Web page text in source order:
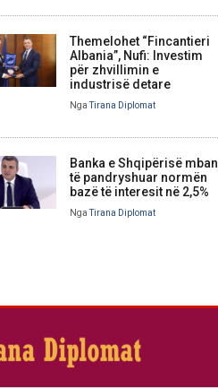
Themelohet “Fincantieri
Albania”, Nufi: Investim
për zhvillimin e
industrisë detare
NgaTirana Diplomat
Banka e Shqipërisë mban
të pandryshuar normën
bazë të interesit në 2,5%
NgaTirana Diplomat